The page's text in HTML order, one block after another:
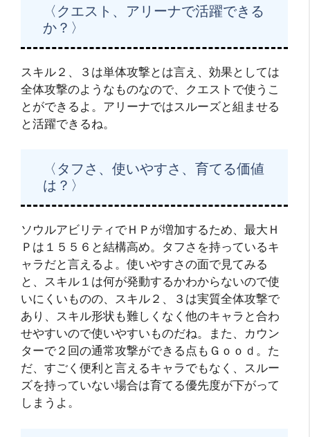
〈クエスト、アリーナで活躍できる
か？〉
スキル２、３は単体攻撃とは言え、効果としては
全体攻撃のようなものなので、クエストで使うこ
とができるよ。アリーナではスルーズと組ませる
と活躍できるね。
〈タフさ、使いやすさ、育てる価値
は？〉
ソウルアビリティでＨＰが増加するため、最大Ｈ
Ｐは１５５６と結構高め。タフさを持っているキ
ャラだと言えるよ。使いやすさの面で見てみる
と、スキル１は何が発動するかわからないので使
いにくいものの、スキル２、３は実質全体攻撃で
あり、スキル形状も難しくなく他のキャラと合わ
せやすいので使いやすいものだね。また、カウン
ターで２回の通常攻撃ができる点もＧｏｏｄ。た
だ、すごく便利と言えるキャラでもなく、スルー
ズを持っていない場合は育てる優先度が下がって
しまうよ。